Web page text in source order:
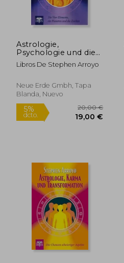
5%
dcto. 25,23 €
Astrologie,
Psychologie und die
Vier Elemente. Die
Vier Elemente, die
Zeichen. (en Alemán)
Libros De Stephen Arroyo
Neue Erde Gmbh, Tapa
Blanda, Nuevo